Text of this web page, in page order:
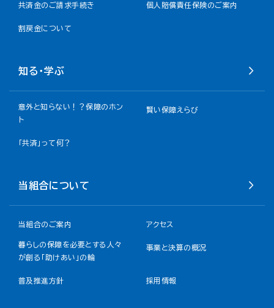
共済金のご請求手続き 個人賠償責任保険のご案内
割戻金について​
知る・学ぶ
意外と知らない！？保障のホン
ト
賢い保障えらび
「共済」って何？
当組合について
当組合のご案内 アクセス
暮らしの保障を必要とする人々
が創る「助けあい」の輪
事業と決算の概況
普及推進方針 採用情報